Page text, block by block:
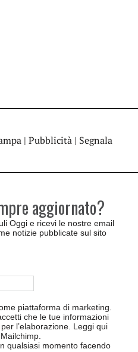
| Pubblicità | Segnala
aggiornato?
Oggi e ricevi le nostre email
notizie pubblicate sul sito
piattaforma di marketing.
che le tue informazioni
l’elaborazione. Leggi qui
.
qualsiasi momento facendo